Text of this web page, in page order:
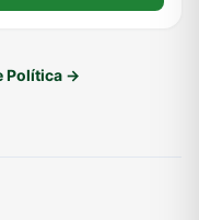
Política →